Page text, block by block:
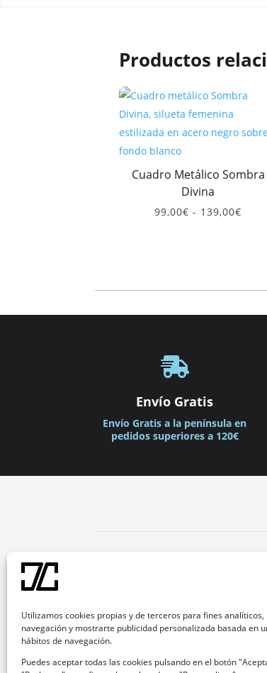
Utilizamos cookies propias y de terceros para fines
navegación y mostrarte publicidad personalizada basada en
hábitos de navegación.
Puedes aceptar todas las cookies pulsando en el botón
Productos
Cuadro Metálico Sombra
Divina
99,00€ - 139,00€

Envío Gratis
Envío Gratis a la península en
pedidos superiores a 120€